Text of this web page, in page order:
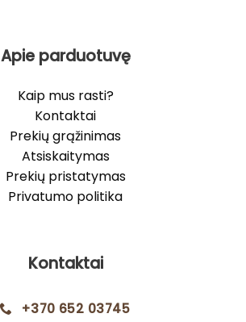
Apie parduotuvę
Kaip mus rasti?
Kontaktai
Prekių grąžinimas
Atsiskaitymas
Prekių pristatymas
Privatumo politika
Kontaktai
+370 652 03745